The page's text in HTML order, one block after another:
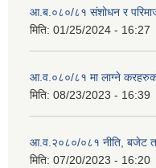
आ.ब.०८०/८१ संशोधन र
मिति: 01/25/2024 - 16:27
आ.व.०८०/८१ मा लाग्ने
मिति: 08/23/2023 - 16:39
आ.व.२०८०/०८१ नीति, बजेट
मिति: 07/20/2023 - 16:20